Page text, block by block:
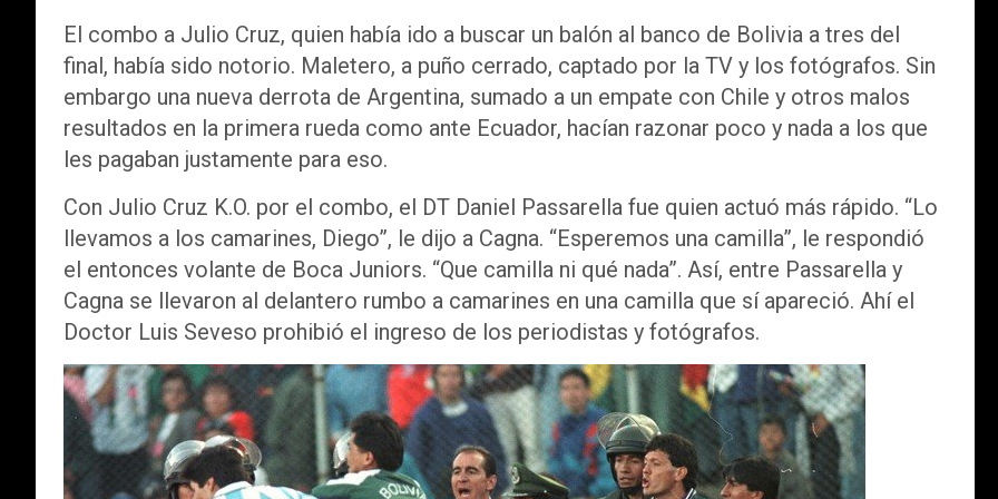
El combo a Julio Cruz, quien había ido a buscar un balón al banco de Bolivia a tres del
final, había sido notorio. Maletero, a puño cerrado, captado por la TV y los fotógrafos. Sin
embargo una nueva derrota de Argentina, sumado a un empate con Chile y otros malos
resultados en la primera rueda como ante Ecuador, hacían razonar poco y nada a los que
les pagaban justamente para eso.
Con Julio Cruz K.O. por el combo, el DT Daniel Passarella fue quien actuó más rápido. “Lo
llevamos a los camarines, Diego”, le dijo a Cagna. “Esperemos una camilla”, le respondió
el entonces volante de Boca Juniors. “Que camilla ni qué nada”. Así, entre Passarella y
Cagna se llevaron al delantero rumbo a camarines en una camilla que sí apareció. Ahí el
Doctor Luis Seveso prohibió el ingreso de los periodistas y fotógrafos.